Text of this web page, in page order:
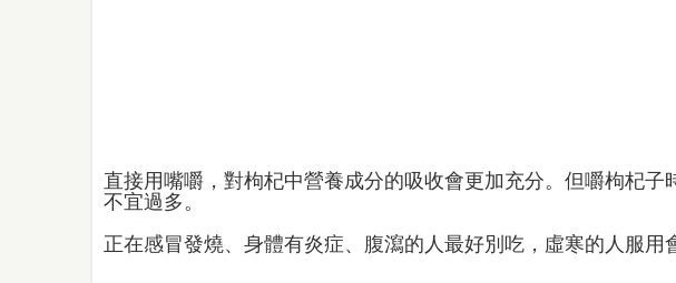
直接用嘴嚼，對枸杞中營養成分的吸收會更加充分。但嚼枸杞子
不宜過多。
正在感冒發燒、身體有炎症、腹瀉的人最好別吃，虛寒的人服用